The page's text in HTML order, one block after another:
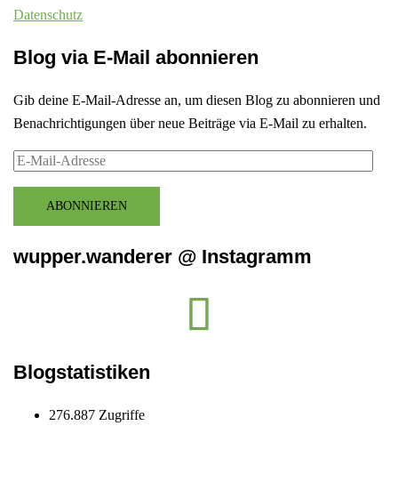
Datenschutz
Blog via E-Mail abonnieren
Gib deine E-Mail-Adresse an, um diesen Blog zu abonnieren und
Benachrichtigungen über neue Beiträge via E-Mail zu erhalten.
E-
AdresseABONNIEREN
wupper.wanderer @ Instagramm
Blogstatistiken
276.887 Zugriffe